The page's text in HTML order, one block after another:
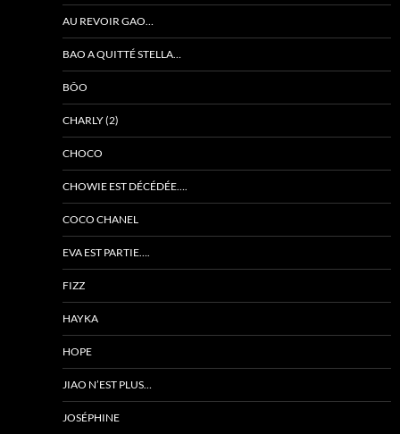
AU REVOIR GAO…
BAO A QUITTÉ STELLA…
BÔO
CHARLY (2)
CHOCO
CHOWIE EST DÉCÉDÉE….
COCO CHANEL
EVA EST PARTIE….
FIZZ
HAYKA
HOPE
JIAO N’EST PLUS…
JOSÉPHINE